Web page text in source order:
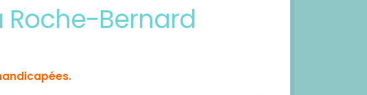
Roche-Bernard